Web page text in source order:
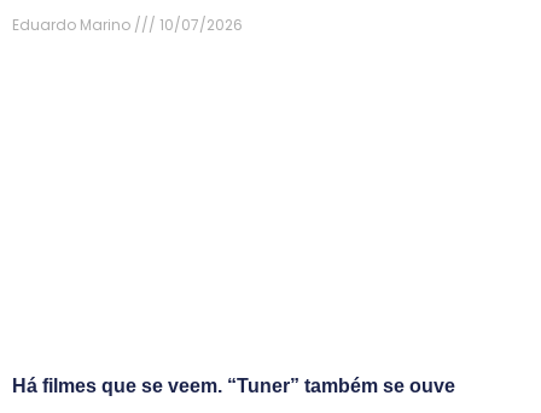
Eduardo Marino
10/07/2026
Há filmes que se veem. “Tuner” também se ouve